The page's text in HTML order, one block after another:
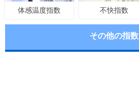
体感温度指数 不快指数
その他の指数